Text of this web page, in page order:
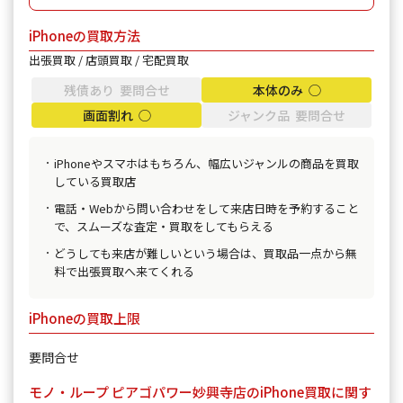
iPhoneの買取方法
出張買取 / 店頭買取 / 宅配買取
残債あり 要問合せ
本体のみ ◯
画面割れ ◯
ジャンク品 要問合せ
iPhoneやスマホはもちろん、幅広いジャンルの商品を買取
している買取店
電話・Webから問い合わせをして来店日時を予約すること
で、スムーズな査定・買取をしてもらえる
どうしても来店が難しいという場合は、買取品一点から無
料で出張買取へ来てくれる
iPhoneの買取上限
要問合せ
モノ・ループ ピアゴパワー妙興寺店のiPhone買取に関す